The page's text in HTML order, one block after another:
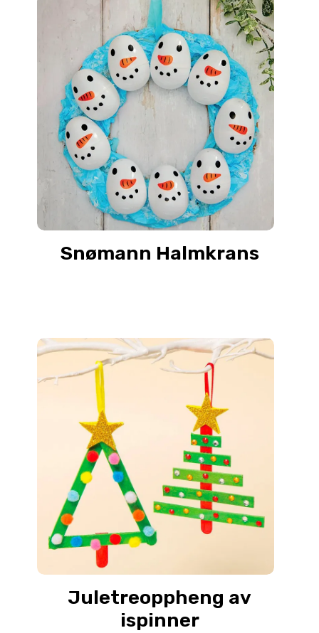
Snømann Halmkrans
Juletreoppheng av
ispinner